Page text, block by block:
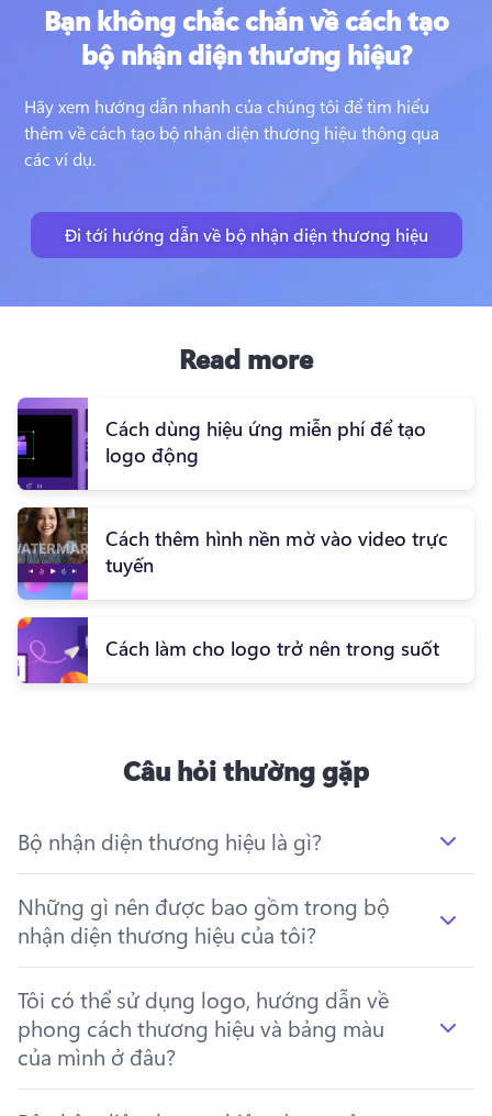
Bạn không chắc chắn về cách tạo
bộ nhận diện thương hiệu?
Hãy xem hướng dẫn nhanh của chúng tôi để tìm hiểu
thêm về cách tạo bộ nhận diện thương hiệu thông qua
các ví dụ.
Đi tới hướng dẫn về bộ nhận diện thương hiệu
Read more
Cách dùng hiệu ứng miễn phí để tạo
logo động
Cách thêm hình nền mờ vào video trực
tuyến
Cách làm cho logo trở nên trong suốt
Câu hỏi thường gặp
Bộ nhận diện thương hiệu là gì?
Những gì nên được bao gồm trong bộ
nhận diện thương hiệu của tôi?
Tôi có thể sử dụng logo, hướng dẫn về
phong cách thương hiệu và bảng màu
của mình ở đâu?